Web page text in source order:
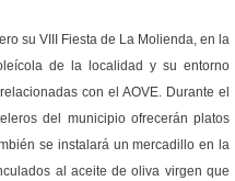
su VIII Fiesta de La Molienda, en la
de la localidad y su entorno
con el AOVE. Durante el
del municipio ofrecerán platos
se instalará un mercadillo en la
al aceite de oliva virgen que